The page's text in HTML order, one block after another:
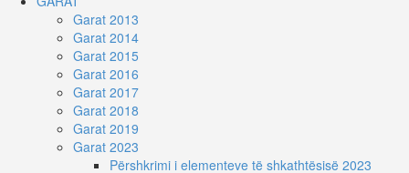
Garat 2013
Garat 2014
Garat 2015
Garat 2016
Garat 2017
Garat 2018
Garat 2019
Garat 2023
Përshkrimi i elementeve të shkathtësisë 2023